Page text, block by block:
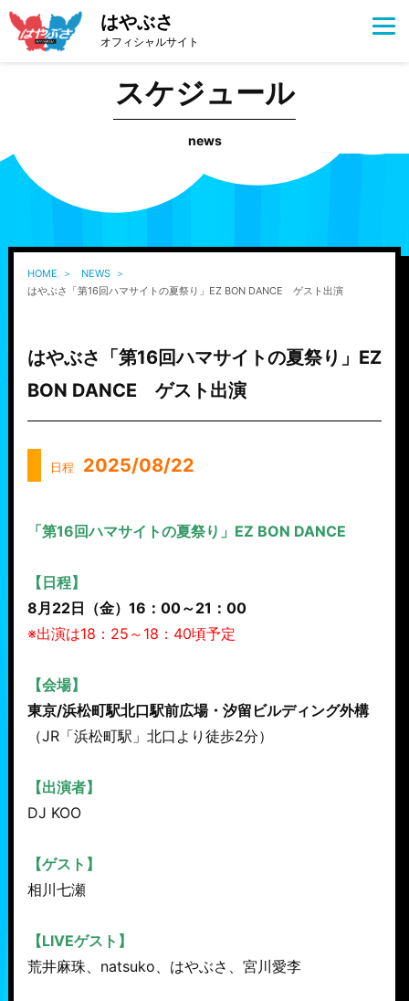
はやぶさ
オフィシャルサイト
スケジュール
news
HOME
NEWS
はやぶさ「第16回ハマサイトの夏祭り」EZ BON DANCE ゲスト出演
はやぶさ「第16回ハマサイトの夏祭り」EZ
BON DANCE ゲスト出演
日程 2025/08/22
「第16回ハマサイトの夏祭り」EZ BON DANCE
【日程】
8月22日（金）16：00～21：00
※出演は18：25～18：40頃予定
【会場】
東京/浜松町駅北口駅前広場・汐留ビルディング外構
（JR「浜松町駅」北口より徒歩2分）
【出演者】
DJ KOO
【ゲスト】
相川七瀬
【LIVEゲスト】
荒井麻珠、natsuko、はやぶさ、宮川愛李